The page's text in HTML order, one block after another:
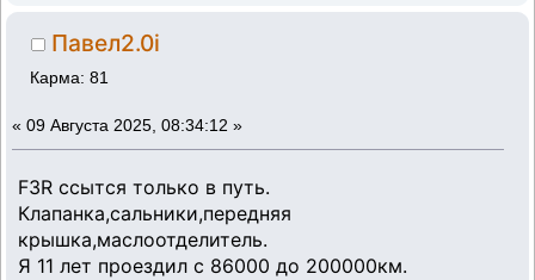
Павел2.0i
Карма: 81
« 09 Августа 2025, 08:34:12 »
F3R ссытся только в путь.
Клапанка,сальники,передняя
крышка,маслоотделитель.
Я 11 лет проездил с 86000 до 200000км.